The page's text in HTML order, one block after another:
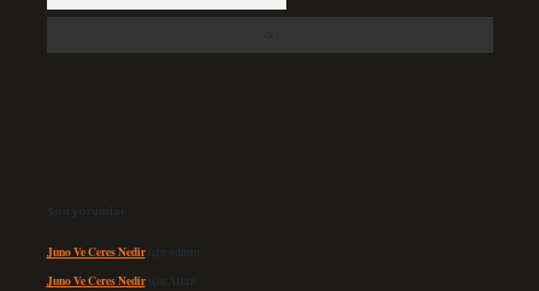
Son yorumlar
Juno Ve Ceres Nediriçin admin
Juno Ve Ceres Nediriçin Altan